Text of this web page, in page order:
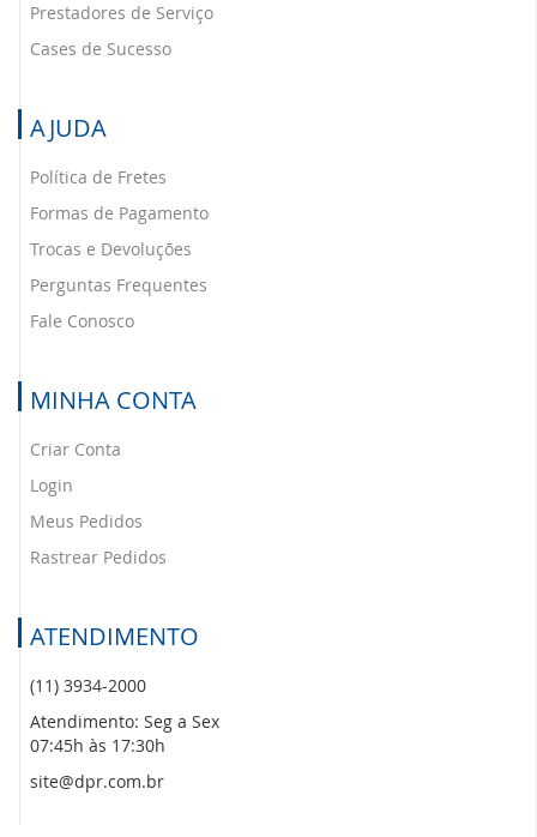
Prestadores de Serviço
Cases de Sucesso
AJUDA
Política de Fretes
Formas de Pagamento
Trocas e Devoluções
Perguntas Frequentes
Fale Conosco
MINHA CONTA
Criar Conta
Login
Meus Pedidos
Rastrear Pedidos
ATENDIMENTO
(11) 3934-2000
Atendimento: Seg a Sex
07:45h às 17:30h
site@dpr.com.br